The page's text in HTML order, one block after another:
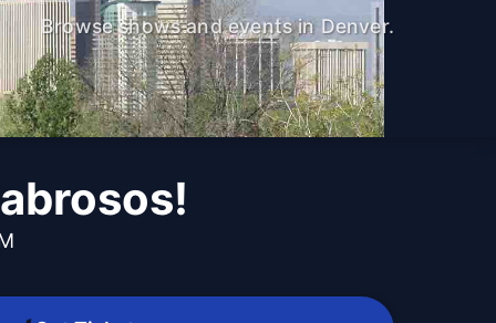
Browse shows and events in Denver.